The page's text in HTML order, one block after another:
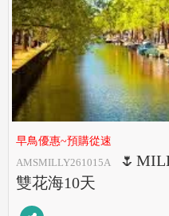
早鳥優惠~預購從速
AMSMILLY261015A
雙花海10天